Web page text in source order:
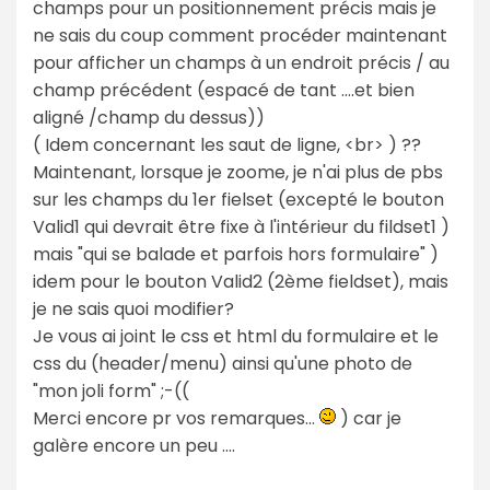
champs pour un positionnement précis mais je
ne sais du coup comment procéder maintenant
pour afficher un champs à un endroit précis / au
champ précédent (espacé de tant ....et bien
aligné /champ du dessus))
( Idem concernant les saut de ligne, <br> ) ??
Maintenant, lorsque je zoome, je n'ai plus de pbs
sur les champs du 1er fielset (excepté le bouton
Valid1 qui devrait être fixe à l'intérieur du fildset1 )
mais "qui se balade et parfois hors formulaire" )
idem pour le bouton Valid2 (2ème fieldset), mais
je ne sais quoi modifier?
Je vous ai joint le css et html du formulaire et le
css du (header/menu) ainsi qu'une photo de
"mon joli form" ;-((
Merci encore pr vos remarques...
) car je
galère encore un peu ....